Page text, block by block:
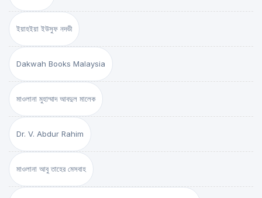
ইয়াহইয়া ইউসুফ নদভী
Dakwah Books Malaysia
মাওলানা মুহাম্মাদ আবদুল মালেক
Dr. V. Abdur Rahim
মাওলানা আবু তাহের মেসবাহ